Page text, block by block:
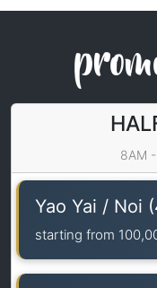
8AM
Yao Yai / Noi
starting from